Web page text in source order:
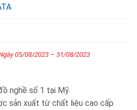
05/08/2023 – 31/08/2023
nghề số 1 tại Mỹ.
sản xuất từ chất liệu cao cấp